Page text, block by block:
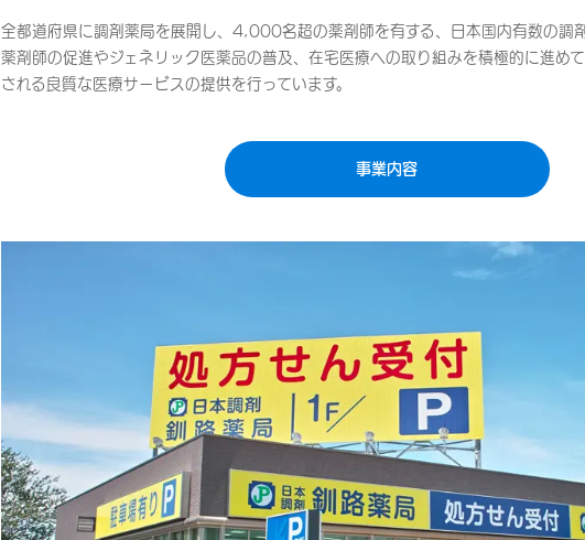
全都道府県に調剤薬局を展開し、4,000名超の薬剤師を有する、日本国内有数の調
薬剤師の促進やジェネリック医薬品の普及、在宅医療への取り組みを積極的に進め
される良質な医療サービスの提供を行っています。
事業内容